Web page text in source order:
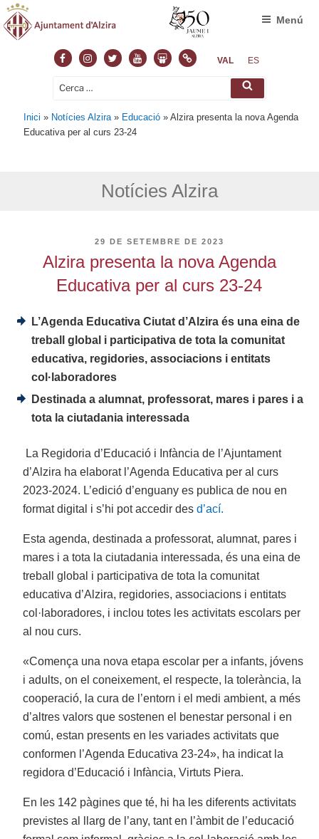
FacebookInstagram
TwitterYoutubeSlideshare
NormasVAL ES
Cerca: Cerca
Menú
Inici » Notícies Alzira » Educació »Alzira presenta la nova Agenda
Educativa per al curs 23-24
Notícies Alzira
PUBLICAT
29 DE SETEMBRE DE 2023
Alzira presenta la nova Agenda
Educativa per al curs 23-24
L’Agenda Educativa Ciutat d’Alzira és una eina de
treball global i participativa de tota la comunitat
educativa, regidories, associacions i entitats
col·laboradores
Destinada a alumnat, professorat, mares i pares i a
tota la ciutadania interessada
La Regidoria d’Educació i Infància de l’Ajuntament
d’Alzira ha elaborat l’Agenda Educativa per al curs
2023-2024. L’edició d’enguany es publica de nou en
format digital i s’hi pot accedir desd’ací.
Esta agenda, destinada a professorat, alumnat, pares i
mares i a tota la ciutadania interessada, és una eina de
treball global i participativa de tota la comunitat
educativa d’Alzira, regidories, associacions i entitats
col·laboradores, i inclou totes les activitats escolars per
al nou curs.
«Comença una nova etapa escolar per a infants, jóvens
i adults, on el coneixement, el respecte, la tolerància, la
cooperació, la cura de l’entorn i el medi ambient, a més
d’altres valors que sostenen el benestar personal i en
comú, estan presents en les variades activitats que
conformen l’Agenda Educativa 23-24», ha indicat la
regidora d’Educació i Infància, Virtuts Piera.
En les 142 pàgines que té, hi ha les diferents activitats
previstes al llarg de l’any, tant en l’àmbit de l’educació